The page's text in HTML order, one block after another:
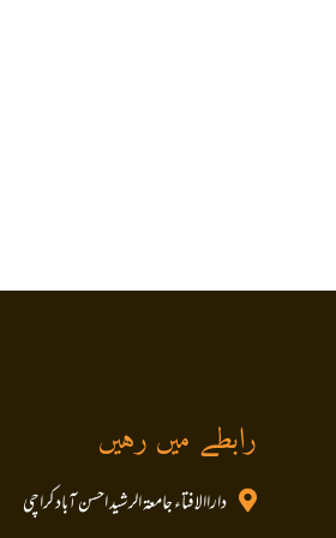
رابطے میں رہیں
داراالافتاء جامعۃ الرشید احسن آباد کراچی